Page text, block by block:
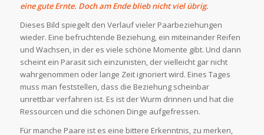
eine gute Ernte. Doch am Ende blieb nicht viel übrig.
Dieses Bild spiegelt den Verlauf vieler Paarbeziehungen
wieder. Eine befruchtende Beziehung, ein miteinander Reifen
und Wachsen, in der es viele schöne Momente gibt. Und dann
scheint ein Parasit sich einzunisten, der vielleicht gar nicht
wahrgenommen oder lange Zeit ignoriert wird. Eines Tages
muss man feststellen, dass die Beziehung scheinbar
unrettbar verfahren ist. Es ist der Wurm drinnen und hat die
Ressourcen und die schönen Dinge aufgefressen.
Für manche Paare ist es eine bittere Erkenntnis, zu merken,